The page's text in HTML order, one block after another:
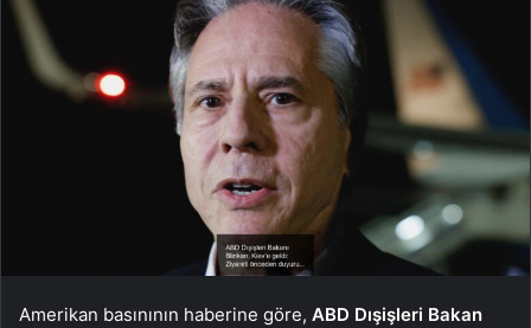
Amerikan basınının haberine göre, ABD Dışişleri Bakan